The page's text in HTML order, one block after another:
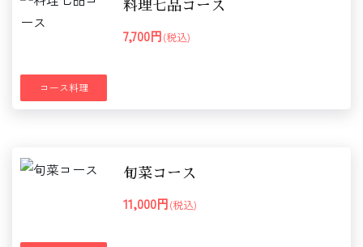
コース料理
料理七品コース
7,700円(税込)
旬菜コース
11,000円(税込)